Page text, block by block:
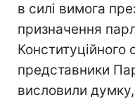
в силі вимога
призначення
Конституційного
представники
висловили